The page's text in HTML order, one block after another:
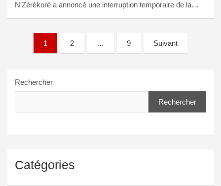
N’Zérékoré a annoncé une interruption temporaire de la…
Pagination
1 2 … 9 Suivant
Rechercher
Rechercher
Catégories